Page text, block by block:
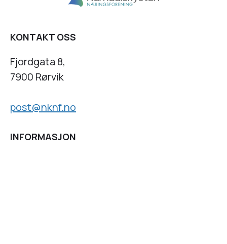
KONTAKT OSS
Fjordgata 8,
7900 Rørvik
post@nknf.no
INFORMASJON